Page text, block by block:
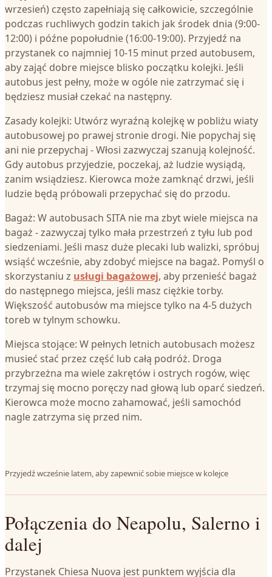
wrzesień) często zapełniają się całkowicie, szczególnie
podczas ruchliwych godzin takich jak środek dnia (9:00-
12:00) i późne popołudnie (16:00-19:00). Przyjedź na
przystanek co najmniej 10-15 minut przed autobusem,
aby zająć dobre miejsce blisko początku kolejki. Jeśli
autobus jest pełny, może w ogóle nie zatrzymać się i
będziesz musiał czekać na następny.
Zasady kolejki: Utwórz wyraźną kolejkę w pobliżu wiaty
autobusowej po prawej stronie drogi. Nie popychaj się
ani nie przepychaj - Włosi zazwyczaj szanują kolejność.
Gdy autobus przyjedzie, poczekaj, aż ludzie wysiądą,
zanim wsiądziesz. Kierowca może zamknąć drzwi, jeśli
ludzie będą próbowali przepychać się do przodu.
Bagaż: W autobusach SITA nie ma zbyt wiele miejsca na
bagaż - zazwyczaj tylko mała przestrzeń z tyłu lub pod
siedzeniami. Jeśli masz duże plecaki lub walizki, spróbuj
wsiąść wcześnie, aby zdobyć miejsce na bagaż. Pomyśl o
skorzystaniu z usługi bagażowej, aby przenieść bagaż
do następnego miejsca, jeśli masz ciężkie torby.
Większość autobusów ma miejsce tylko na 4-5 dużych
toreb w tylnym schowku.
Miejsca stojące: W pełnych letnich autobusach możesz
musieć stać przez część lub całą podróż. Droga
przybrzeżna ma wiele zakrętów i ostrych rogów, więc
trzymaj się mocno poręczy nad głową lub oparć siedzeń.
Kierowca może mocno zahamować, jeśli samochód
nagle zatrzyma się przed nim.
Przyjedź wcześnie latem, aby zapewnić sobie miejsce w kolejce
Połączenia do Neapolu, Salerno i
dalej
Przystanek Chiesa Nuova jest punktem wyjścia dla